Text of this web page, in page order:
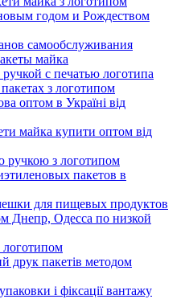
годом и Рождеством
самообслуживания
майка
с печатью логотипа
з логотипом
оптом в Україні від
майка купити оптом від
ручкою з логотипом
пакетов в
для пищевых продуктов
Днепр, Одесса по низкой
логотипом
друк пакетів методом
і фіксації вантажу